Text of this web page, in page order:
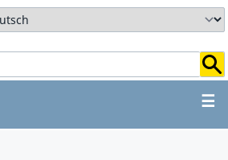
☰
ZUM HAUPTBEREICH